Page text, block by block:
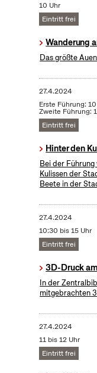
10 Uhr
Eintritt frei
Wanderung
Das größte
27.4.2024
Erste Führung:
Zweite Führung:
Eintritt frei
Hinter den
Bei der
Kulissen der
Beete in der
27.4.2024
10:30 bis 15 Uhr
Eintritt frei
3D-Druck
In der
mitgebrachten
27.4.2024
11 bis 12 Uhr
Eintritt frei